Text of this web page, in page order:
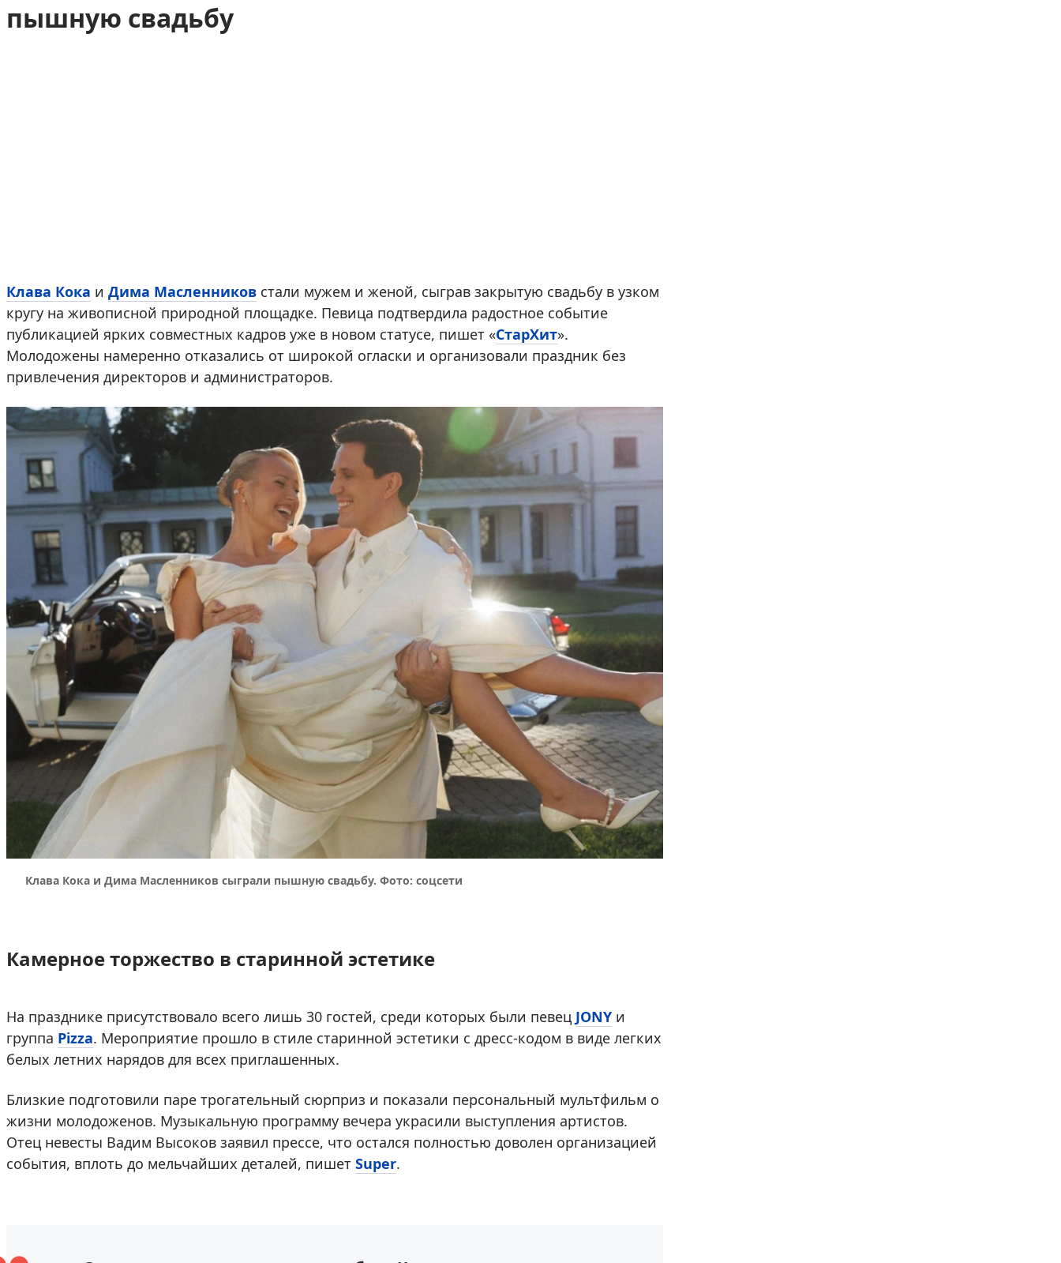
пышную свадьбу
Клава Кока и Дима Масленников стали мужем и женой, сыграв закрытую свадьбу в узком
кругу на живописной природной площадке. Певица подтвердила радостное событие
публикацией ярких совместных кадров уже в новом статусе, пишет «СтарХит».
Молодожены намеренно отказались от широкой огласки и организовали праздник без
привлечения директоров и администраторов.
Клава Кока и Дима Масленников сыграли пышную свадьбу. Фото: соцсети
Камерное торжество в старинной эстетике
На празднике присутствовало всего лишь 30 гостей, среди которых были певец JONY и
группа Pizza. Мероприятие прошло в стиле старинной эстетики с дресс-кодом в виде легких
белых летних нарядов для всех приглашенных.
Близкие подготовили паре трогательный сюрприз и показали персональный мультфильм о
жизни молодоженов. Музыкальную программу вечера украсили выступления артистов.
Отец невесты Вадим Высоков заявил прессе, что остался полностью доволен организацией
события, вплоть до мельчайших деталей, пишет Super.